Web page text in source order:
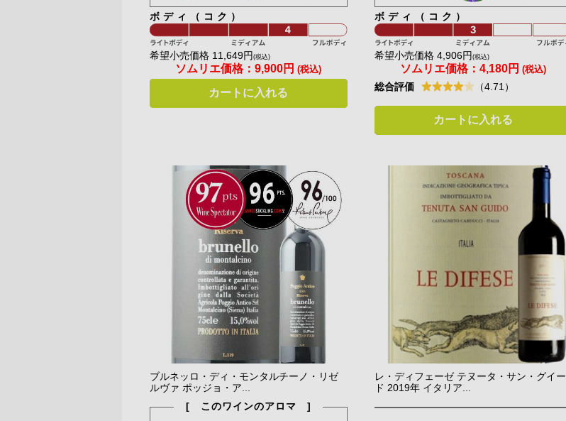
ボディ（コク）
希望小売価格 11,649円(税込)
ソムリエ価格：9,900円 (税込)
カートに入れる
ボディ（コク）
希望小売価格 4,906円 (税込)
ソムリエ価格：4,180円 (税込)
総合評価 （4.71）
カートに入れる
ブルネッロ・ディ・モンタルチーノ・リゼ
ルヴァ ポッジョ・ア...
[ このワインのアロマ ]
レ・ディフェーゼ テヌータ・サン・グイー
ド 2019年 イタリア...